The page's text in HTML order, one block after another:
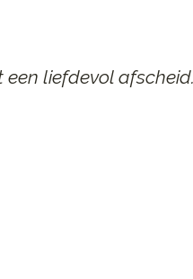
een liefdevol afscheid.